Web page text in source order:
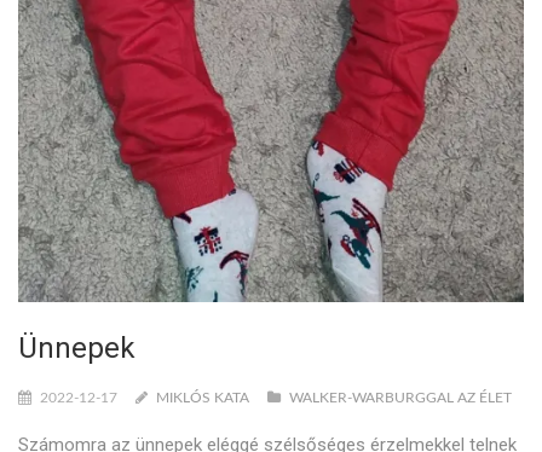
Ünnepek
2022-12-17 MIKLÓS KATA WALKER-WARBURGGAL AZ ÉLET
Számomra az ünnepek eléggé szélsőséges érzelmekkel telnek